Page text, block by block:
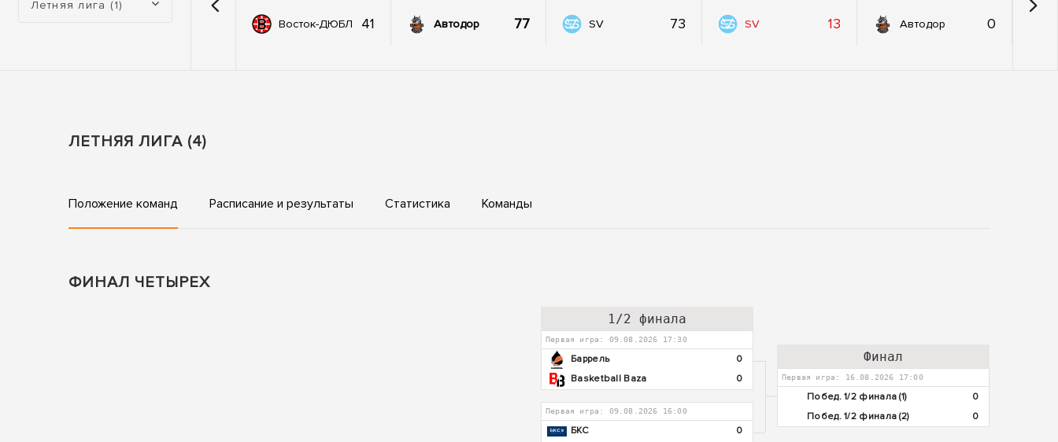
Летняя лига (1)
Восток-ДЮБЛ 41 Автодор 77 SV 73 SV 13 Автодор 0
ЛЕТНЯЯ ЛИГА (4)
Положение команд Расписание и результаты Статистика Команды
ФИНАЛ ЧЕТЫРЕХ
1/2 финала
Первая игра: 09.08.2026 17:30
Баррель
0
Basketball Baza
0
Первая игра: 09.08.2026 16:00
БКС
0
Финал
Первая игра: 16.08.2026 17:00
Побед. 1/2 финала (1)
0
Побед. 1/2 финала (2)
0